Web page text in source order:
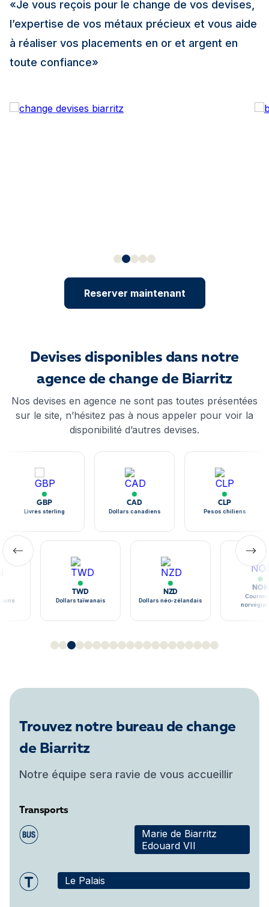
«Je vous reçois pour le change de vos devises,
l’expertise de vos métaux précieux et vous aide
à réaliser vos placements en or et argent en
toute confiance»
Reserver maintenant
Devises disponibles dans notre
agence de change de Biarritz
Nos devises en agence ne sont pas toutes présentées
sur le site, n’hésitez pas à nous appeler pour voir la
disponibilité d’autres devises.
GBP
Livres sterling
CAD
Dollars canadiens
CLP
Pesos chiliens
TWD
Dollars taïwanais
NZD
Dollars néo-zélandais
NOK
Trouvez notre bureau de change
de Biarritz
Notre équipe sera ravie de vous accueillir
Transports
Marie de Biarritz
Edouard VII
Le Palais